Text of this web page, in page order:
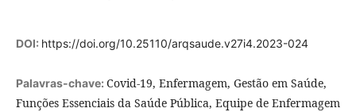
DOI: https://doi.org/10.25110/arqsaude.v27i4.2023-024
Palavras-chave: Covid-19, Enfermagem, Gestão em Saúde,
Funções Essenciais da Saúde Pública, Equipe de Enfermagem